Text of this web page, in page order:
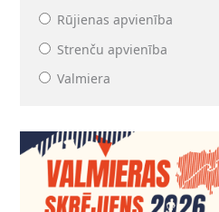
Rūjienas apvienība
Strenču apvienība
Valmiera